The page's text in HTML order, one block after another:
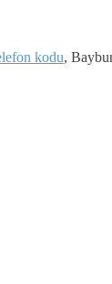
kodu,